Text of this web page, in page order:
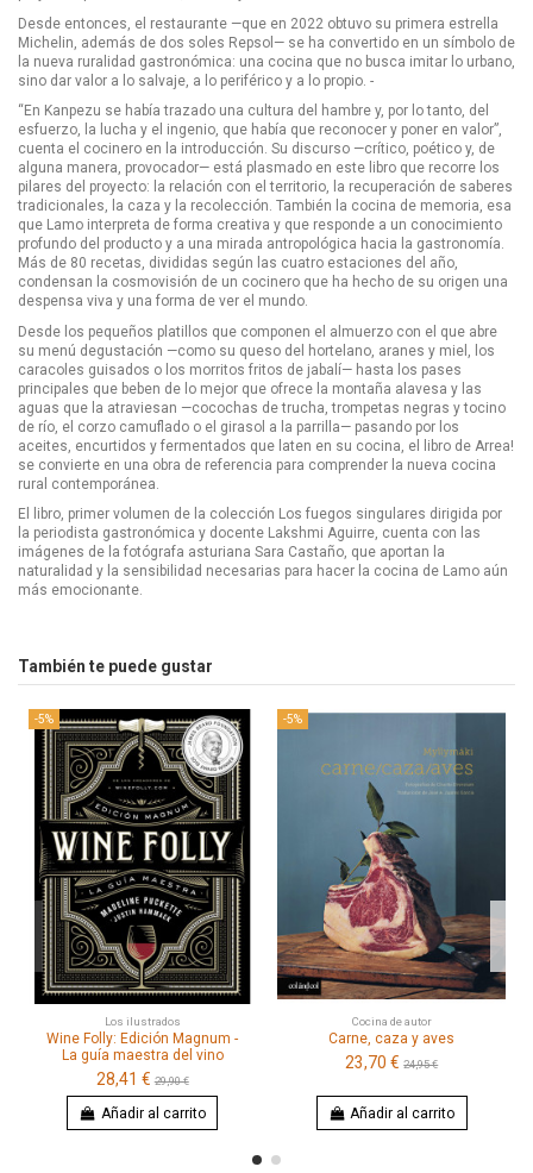
Desde entonces, el restaurante —que en 2022 obtuvo su primera estrella
Michelin, además de dos soles Repsol— se ha convertido en un símbolo de
la nueva ruralidad gastronómica: una cocina que no busca imitar lo urbano,
sino dar valor a lo salvaje, a lo periférico y a lo propio. -
“En Kanpezu se había trazado una cultura del hambre y, por lo tanto, del
esfuerzo, la lucha y el ingenio, que había que reconocer y poner en valor”,
cuenta el cocinero en la introducción. Su discurso —crítico, poético y, de
alguna manera, provocador— está plasmado en este libro que recorre los
pilares del proyecto: la relación con el territorio, la recuperación de saberes
tradicionales, la caza y la recolección. También la cocina de memoria, esa
que Lamo interpreta de forma creativa y que responde a un conocimiento
profundo del producto y a una mirada antropológica hacia la gastronomía.
Más de 80 recetas, divididas según las cuatro estaciones del año,
condensan la cosmovisión de un cocinero que ha hecho de su origen una
despensa viva y una forma de ver el mundo.
Desde los pequeños platillos que componen el almuerzo con el que abre
su menú degustación —como su queso del hortelano, aranes y miel, los
caracoles guisados o los morritos fritos de jabalí— hasta los pases
principales que beben de lo mejor que ofrece la montaña alavesa y las
aguas que la atraviesan —cocochas de trucha, trompetas negras y tocino
de río, el corzo camuflado o el girasol a la parrilla— pasando por los
aceites, encurtidos y fermentados que laten en su cocina, el libro de Arrea!
se convierte en una obra de referencia para comprender la nueva cocina
rural contemporánea.
El libro, primer volumen de la colección Los fuegos singulares dirigida por
la periodista gastronómica y docente Lakshmi Aguirre, cuenta con las
imágenes de la fotógrafa asturiana Sara Castaño, que aportan la
naturalidad y la sensibilidad necesarias para hacer la cocina de Lamo aún
más emocionante.
También te puede gustar
-5%
Los ilustrados
Wine Folly: Edición Magnum -
La guía maestra del vino
28,41 €29,90 €
Añadir al carrito
-5%
Cocina de autor
Carne, caza y aves
23,70 €24,95 €
Añadir al carrito